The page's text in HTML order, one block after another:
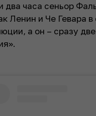
два часа сеньор
Ленин и Че Гевара
а он – сразу